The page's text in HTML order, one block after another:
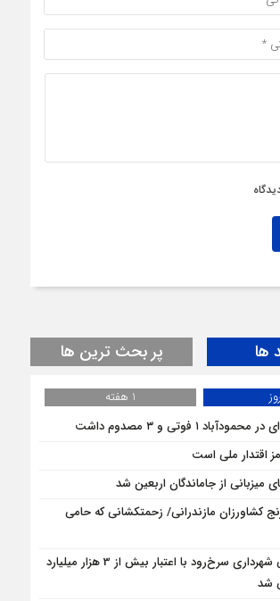
ها پر بحث ترین ها
1 هفته
۱ فوتی و ۳ مصدوم داشت
اقتدار ملی است
میزبانی از جاماندگان اربعین شد
کشاورزان مازندرانی/ زحمتکشانی که حامی
5 پروژه‌ عمرانی شهرداری سرخ‌رود با اعتبار بیش از 3 هزار میلیارد
شد